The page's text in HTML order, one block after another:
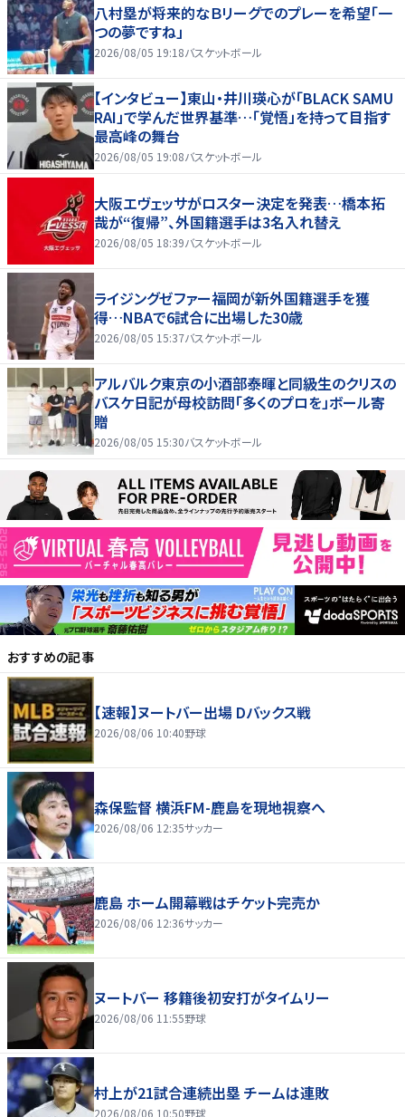
八村塁が将来的なＢリーグでのプレーを希望「一
つの夢ですね」
2026/08/05 19:18バスケットボール
【インタビュー】東山・井川瑛心が「BLACK SAMU
RAI」で学んだ世界基準…「覚悟」を持って目指す
最高峰の舞台
2026/08/05 19:08バスケットボール
大阪エヴェッサがロスター決定を発表…橋本拓
哉が“復帰”、外国籍選手は3名入れ替え
2026/08/05 18:39バスケットボール
ライジングゼファー福岡が新外国籍選手を獲
得…NBAで6試合に出場した30歳
2026/08/05 15:37バスケットボール
アルバルク東京の小酒部泰暉と同級生のクリスの
バスケ日記が母校訪問「多くのプロを」ボール寄
贈
2026/08/05 15:30バスケットボール
おすすめの記事
【速報】ヌートバー出場 Dバックス戦
2026/08/06 10:40野球
森保監督 横浜FM-鹿島を現地視察へ
2026/08/06 12:35サッカー
鹿島 ホーム開幕戦はチケット完売か
2026/08/06 12:36サッカー
ヌートバー 移籍後初安打がタイムリー
2026/08/06 11:55野球
村上が21試合連続出塁 チームは連敗
2026/08/06 10:50野球